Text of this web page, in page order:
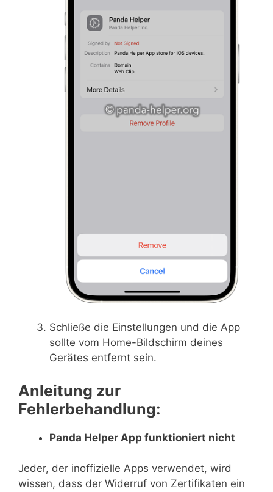
Schließe die Einstellungen und die App
sollte vom Home-Bildschirm deines
Gerätes entfernt sein.
Anleitung zur
Fehlerbehandlung:
Panda Helper App funktioniert nicht
Jeder, der inoffizielle Apps verwendet, wird
wissen, dass der Widerruf von Zertifikaten ein